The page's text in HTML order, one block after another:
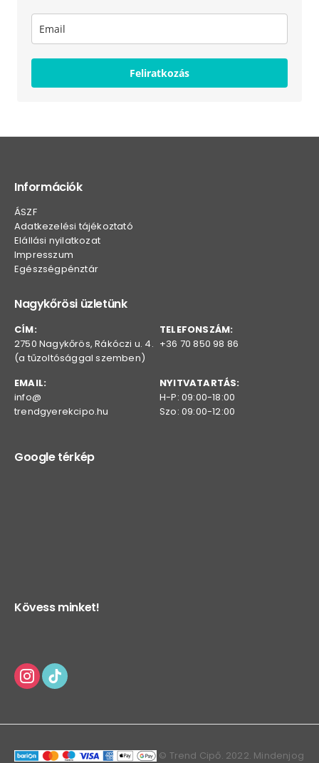
Feliratkozás
Információk
ÁSZF
Adatkezelési tájékoztató
Elállási nyilatkozat
Impresszum
Egészségpénztár
Nagykőrösi üzletünk
CÍM:
2750 Nagykőrös, Rákóczi u. 4.
(a tűzoltósággal szemben)
TELEFONSZÁM:
+36 70 850 98 86
EMAIL:
info@
trendgyerekcipo.hu
NYITVATARTÁS:
H-P: 09:00-18:00
Szo: 09:00-12:00
Google térkép
Kövess minket!
© Trend Cipő. 2022. Mindenjog